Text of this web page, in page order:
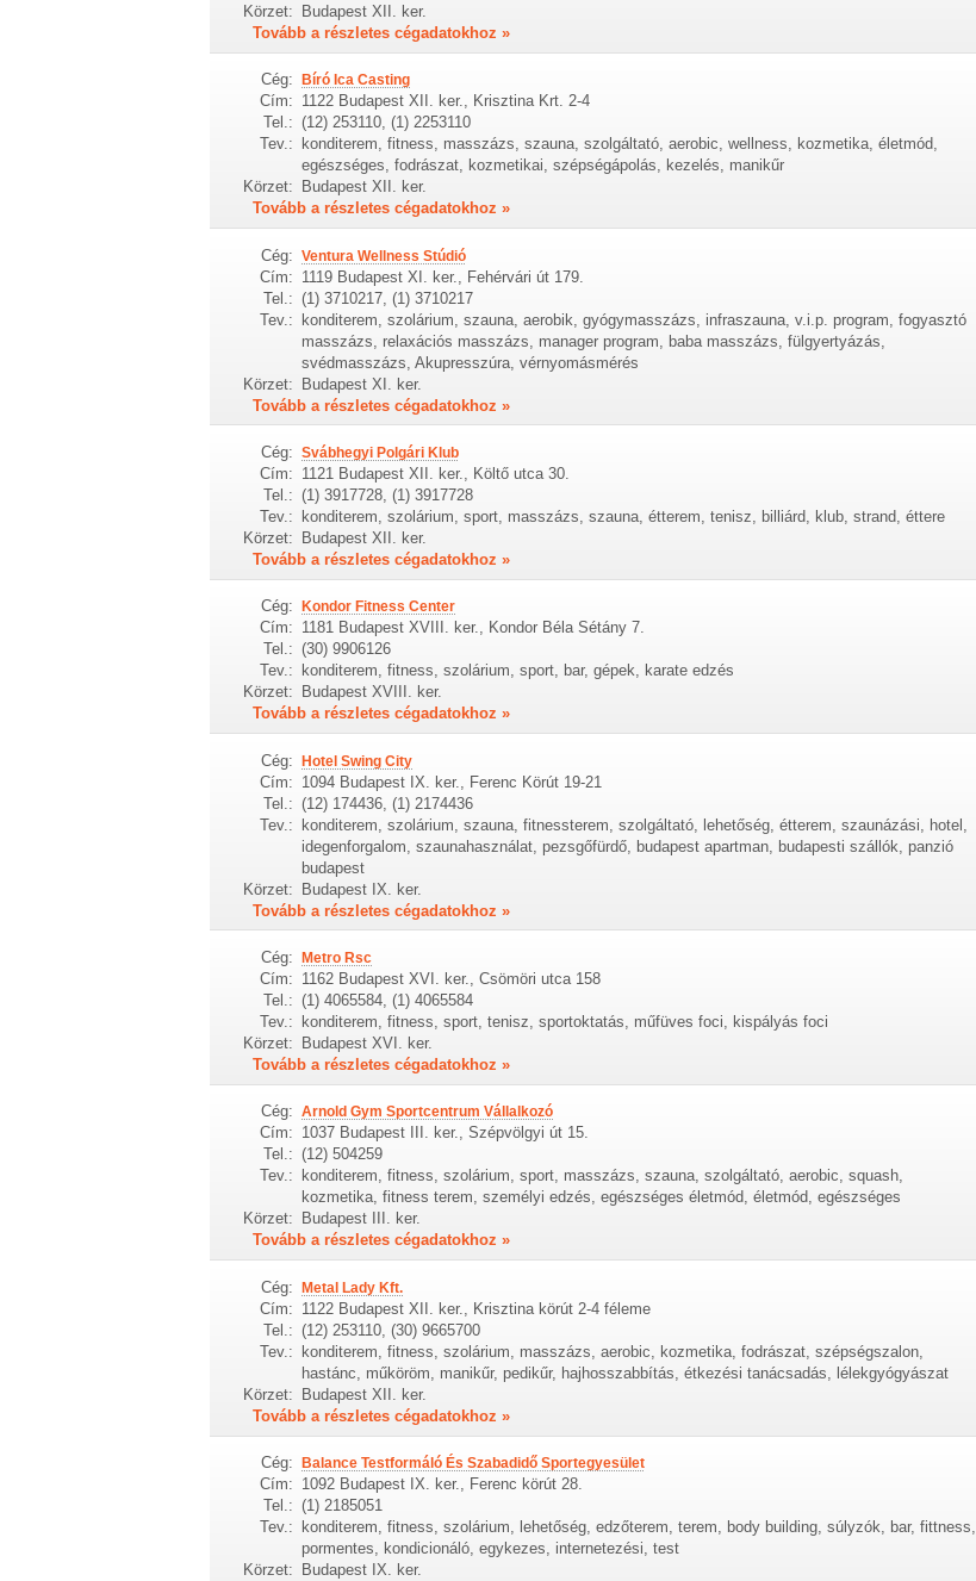
Körzet: Budapest XII. ker.
Tovább a részletes cégadatokhoz »
Cég: Bíró Ica Casting
Cím: 1122 Budapest XII. ker., Krisztina Krt. 2-4
Tel.: (12) 253110, (1) 2253110
Tev.:
konditerem, fitness, masszázs, szauna, szolgáltató, aerobic, wellness, kozmetika, életmód,
egészséges, fodrászat, kozmetikai, szépségápolás, kezelés, manikűr
Körzet:
Budapest XII. ker.
Tovább a részletes cégadatokhoz »
Cég: Ventura Wellness Stúdió
Cím: 1119 Budapest XI. ker., Fehérvári út 179.
Tel.: (1) 3710217, (1) 3710217
Tev.: konditerem, szolárium, szauna, aerobik, gyógymasszázs, infraszauna, v.i.p. program, fogyasztó
masszázs, relaxációs masszázs, manager program, baba masszázs, fülgyertyázás,
svédmasszázs, Akupresszúra, vérnyomásmérés
Körzet: Budapest XI. ker.
Tovább a részletes cégadatokhoz »
Cég: Svábhegyi Polgári Klub
Cím: 1121 Budapest XII. ker., Költő utca 30.
Tel.: (1) 3917728, (1) 3917728
Tev.:
konditerem, szolárium, sport, masszázs, szauna, étterem, tenisz, billiárd, klub, strand, éttere
Körzet:
Budapest XII. ker.
Tovább a részletes cégadatokhoz »
Cég: Kondor Fitness Center
Cím: 1181 Budapest XVIII. ker., Kondor Béla Sétány 7.
Tel.: (30) 9906126
Tev.:
konditerem, fitness, szolárium, sport, bar, gépek, karate edzés
Körzet:
Budapest XVIII. ker.
Tovább a részletes cégadatokhoz »
Cég: Hotel Swing City
Cím: 1094 Budapest IX. ker., Ferenc Körút 19-21
Tel.: (12) 174436, (1) 2174436
Tev.: konditerem, szolárium, szauna, fitnessterem, szolgáltató, lehetőség, étterem, szaunázási, hotel,
idegenforgalom, szaunahasználat, pezsgőfürdő, budapest apartman, budapesti szállók, panzió
budapest
Körzet: Budapest IX. ker.
Tovább a részletes cégadatokhoz »
Cég: Metro Rsc
Cím: 1162 Budapest XVI. ker., Csömöri utca 158
Tel.: (1) 4065584, (1) 4065584
Tev.:
konditerem, fitness, sport, tenisz, sportoktatás, műfüves foci, kispályás foci
Körzet:
Budapest XVI. ker.
Tovább a részletes cégadatokhoz »
Cég: Arnold Gym Sportcentrum Vállalkozó
Cím: 1037 Budapest III. ker., Szépvölgyi út 15.
Tel.: (12) 504259
Tev.:
konditerem, fitness, szolárium, sport, masszázs, szauna, szolgáltató, aerobic, squash,
kozmetika, fitness terem, személyi edzés, egészséges életmód, életmód, egészséges
Körzet:
Budapest III. ker.
Tovább a részletes cégadatokhoz »
Cég: Metal Lady Kft.
Cím: 1122 Budapest XII. ker., Krisztina körút 2-4 féleme
Tel.: (12) 253110, (30) 9665700
Tev.:
konditerem, fitness, szolárium, masszázs, aerobic, kozmetika, fodrászat, szépségszalon,
hastánc, műköröm, manikűr, pedikűr, hajhosszabbítás, étkezési tanácsadás, lélekgyógyászat
Körzet:
Budapest XII. ker.
Tovább a részletes cégadatokhoz »
Cég: Balance Testformáló És Szabadidő Sportegyesület
Cím: 1092 Budapest IX. ker., Ferenc körút 28.
Tel.: (1) 2185051
Tev.:
konditerem, fitness, szolárium, lehetőség, edzőterem, terem, body building, súlyzók, bar, fittness,
pormentes, kondicionáló, egykezes, internetezési, test
Körzet:
Budapest IX. ker.